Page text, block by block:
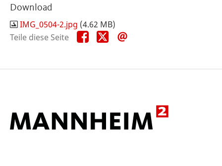
Download
IMG_0504-2.jpg (4.62 MB)
Teile diese Seite
Teile
diese
Teile
diese